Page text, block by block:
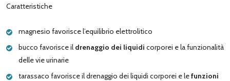
Caratteristiche
magnesio favorisce l’equilibrio elettrolitico
bucco favorisce il drenaggio dei liquidi corporei e la funzionalità
delle vie urinarie
tarassaco favorisce il drenaggio dei liquidi corporei e lefunzioni